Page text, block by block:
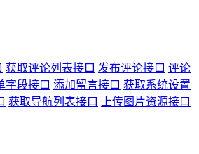
获取评论列表接口 发布评论接口 评论
字段接口 添加留言接口 获取系统设置
获取导航列表接口
上传图片资源接口